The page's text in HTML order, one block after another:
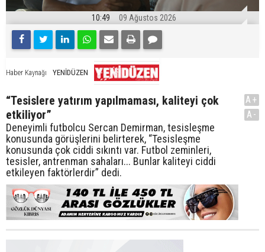
10:49 09 Ağustos 2026
Haber Kaynağı YENİDÜZEN
“Tesislere yatırım yapılmaması, kaliteyi çok
etkiliyor”
Deneyimli futbolcu Sercan Demirman, tesisleşme
konusunda görüşlerini belirterek, “Tesisleşme
konusunda çok ciddi sıkıntı var. Futbol zeminleri,
tesisler, antrenman sahaları... Bunlar kaliteyi ciddi
etkileyen faktörlerdir” dedi.
A+
A-